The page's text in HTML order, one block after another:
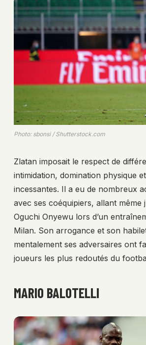
Photo: sbonsi / Shutterstock.com
Zlatan imposait le respect de
intimidation, domination physique
incessantes. Il a eu de nombreux
avec ses coéquipiers, allant même
Oguchi Onyewu lors d’un
Milan. Son arrogance et son
mentalement ses adversaires ont
joueurs les plus redoutés du
MARIO BALOTELLI